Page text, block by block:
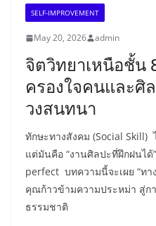
SELF-IMPROVEMENT
May 20, 2026 admin
จิตวิทยาเหนือชั้น
ครองใจคนและศิ
วงสนทนา
ทักษะทางสังคม (Social Skill)
แต่มันคือ “งานศิลปะที่ฝึกฝนไ
perfect บทความนี้จะเผย “ทา
คุณก้าวข้ามความประหม่า สู่ก
ธรรมชาติ